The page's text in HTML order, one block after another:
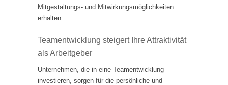
Mitgestaltungs- und Mitwirkungsmöglichkeiten
erhalten.
Teamentwicklung steigert Ihre Attraktivität
als Arbeitgeber
Unternehmen, die in eine Teamentwicklung
investieren, sorgen für die persönliche und